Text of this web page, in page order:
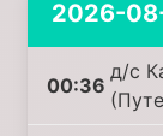
2026-
00:36
д/с